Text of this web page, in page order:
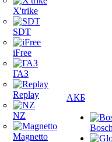
X'trike
SDT
iFree
ГАЗ
Replay
NZ
Magnetto
АКБ